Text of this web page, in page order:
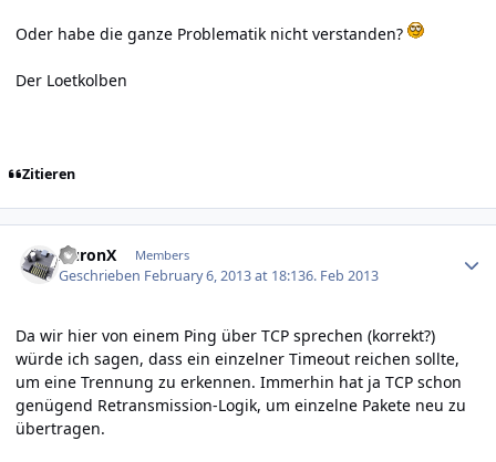
Oder habe die ganze Problematik nicht verstanden?
Der Loetkolben
Zitieren
AuronX Members
Geschrieben February 6, 2013 at 18:136. Feb 2013
Da wir hier von einem Ping über TCP sprechen (korrekt?)
würde ich sagen, dass ein einzelner Timeout reichen sollte,
um eine Trennung zu erkennen. Immerhin hat ja TCP schon
genügend Retransmission-Logik, um einzelne Pakete neu zu
übertragen.